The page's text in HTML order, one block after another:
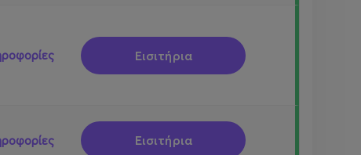
Εισιτήρια
Εισιτήρια